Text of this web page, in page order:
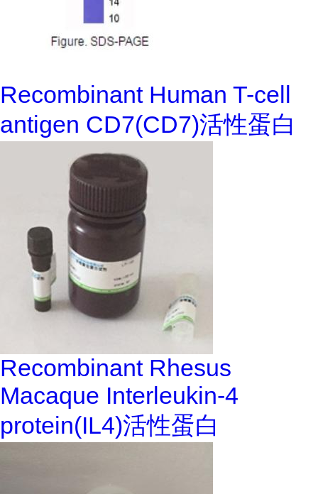
Recombinant Human T-cell
antigen CD7(CD7)活性蛋白
Recombinant Rhesus
Macaque Interleukin-4
protein(IL4)活性蛋白